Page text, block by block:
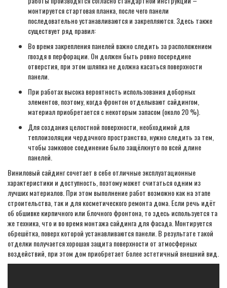
монтируется стартовая планка, после чего панели
последовательно устанавливаются и закрепляются. Здесь также
существует ряд правил:
Во время закрепления панелей важно следить за расположением
гвоздя в перфорации. Он должен быть ровно посередине
отверстия, при этом шляпка не должна касаться поверхности
панели.
При работах высока вероятность использования доборных
элементов, поэтому, когда фронтон отделывают сайдингом,
материал приобретается с некоторым запасом (около 20 %).
Для создания целостной поверхности, необходимой для
теплоизоляции чердачного пространства, нужно следить за тем,
чтобы замковое соединение было защёлкнуто по всей длине
панелей.
Виниловый сайдинг сочетает в себе отличные эксплуатационные
характеристики и доступность, поэтому может считаться одним из
лучших материалов. При этом выполнение работ возможно как на этапе
строительства, так и для косметического ремонта дома. Если речь идёт
об обшивке кирпичного или блочного фронтона, то здесь используется та
же техника, что и во время монтажа сайдинга для фасада. Монтируется
обрешётка, поверх которой устанавливаются панели. В результате такой
отделки получается хорошая защита поверхности от атмосферных
воздействий, при этом дом приобретает более эстетичный внешний вид.